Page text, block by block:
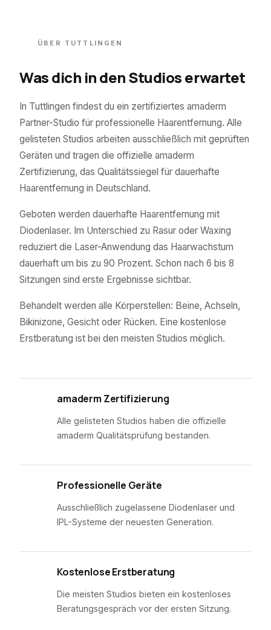
ÜBER TUTTLINGEN
Was dich in den Studios erwartet
In Tuttlingen findest du ein zertifiziertes amaderm
Partner-Studio für professionelle Haarentfernung. Alle
gelisteten Studios arbeiten ausschließlich mit geprüften
Geräten und tragen die offizielle amaderm
Zertifizierung, das Qualitätssiegel für dauerhafte
Haarentfernung in Deutschland.
Geboten werden dauerhafte Haarentfernung mit
Diodenlaser. Im Unterschied zu Rasur oder Waxing
reduziert die Laser-Anwendung das Haarwachstum
dauerhaft um bis zu 90 Prozent. Schon nach 6 bis 8
Sitzungen sind erste Ergebnisse sichtbar.
Behandelt werden alle Körperstellen: Beine, Achseln,
Bikinizone, Gesicht oder Rücken. Eine kostenlose
Erstberatung ist bei den meisten Studios möglich.
amaderm Zertifizierung
Alle gelisteten Studios haben die offizielle
amaderm Qualitätsprüfung bestanden.
Professionelle Geräte
Ausschließlich zugelassene Diodenlaser und
IPL-Systeme der neuesten Generation.
Kostenlose Erstberatung
Die meisten Studios bieten ein kostenloses
Beratungsgespräch vor der ersten Sitzung.